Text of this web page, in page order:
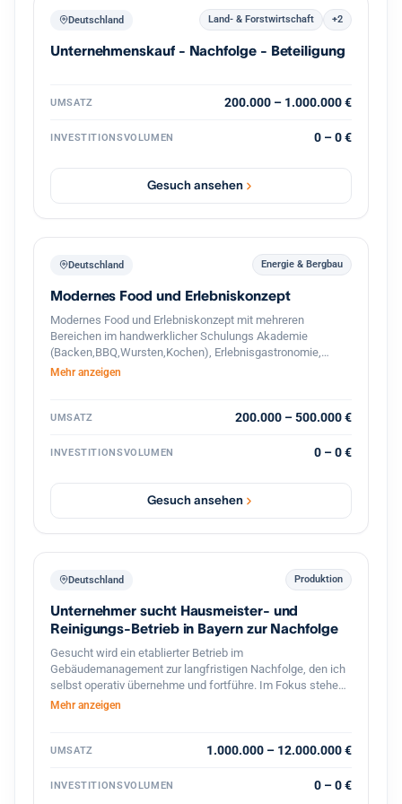
Deutschland Land- & Forstwirtschaft +2
Unternehmenskauf - Nachfolge - Beteiligung
UMSATZ 200.000 – 1.000.000 €
INVESTITIONSVOLUMEN 0 – 0 €
Gesuch ansehen
Deutschland Energie & Bergbau
Modernes Food und Erlebniskonzept
Modernes Food und Erlebniskonzept mit mehreren
Bereichen im handwerklicher Schulungs Akademie
(Backen,BBQ,Wursten,Kochen), Erlebnisgastronomie,
Streetfood und hochwertigem Handel. Das Unternehmen
exklusiver Vertrieb hochwertiger französischer Mehle mit
Systemkonzepte. Vorhanden sind bereits etablierte
Veranstaltungen, Onlinehandel sowie verschiedene Ausbau
und Skalierungsmöglichkeiten. Gesucht wird ein Investor
oder strategischer Partner zur Weiterentwicklung der
Mehr anzeigen
UMSATZ 200.000 – 500.000 €
INVESTITIONSVOLUMEN 0 – 0 €
Gesuch ansehen
Deutschland Produktion
Unternehmer sucht Hausmeister- und
Reinigungs-Betrieb in Bayern zur Nachfolge
Gesucht wird ein etablierter Betrieb im
Gebäudemanagement zur langfristigen Nachfolge, den ich
selbst operativ übernehme und fortführe. Im Fokus stehen
Hausmeister- und Facility-Services, Gebäudereinigung,
Interessant sind ertragsstarke Betriebe mit
Kundenstamm ohne Abhängigkeit von einzelnen
Mehr anzeigen
UMSATZ 1.000.000 – 12.000.000 €
INVESTITIONSVOLUMEN 0 – 0 €